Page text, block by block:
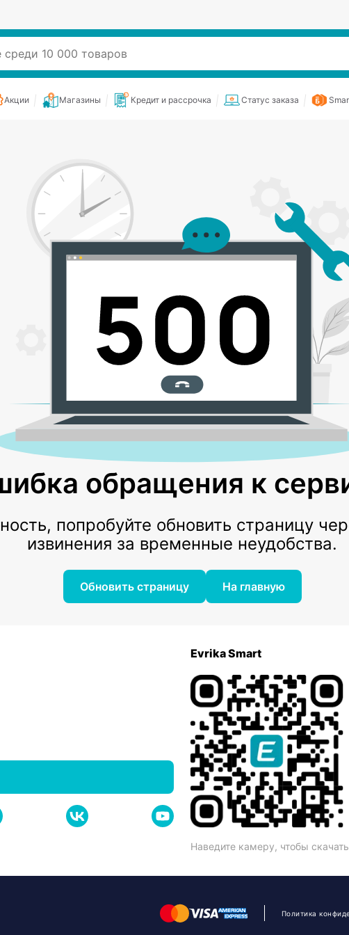
Акции Магазины Кредит и рассрочка Статус заказа
обращения к
попробуйте обновить страницу
извинения за временные неудобства.
Обновить страницу На главную
Evrika Smart
Наведите камеру, чтобы
Политика